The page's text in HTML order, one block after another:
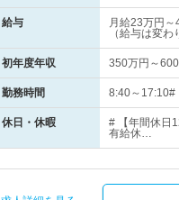
給与
月給23万円
（給与は変わ
初年度年収 350万円～
勤務時間 8:40～
休日・休暇
# 【年間休
有給休…